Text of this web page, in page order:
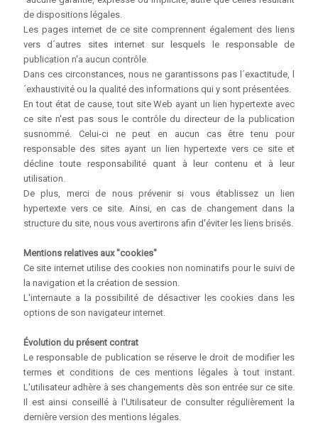
de dispositions légales.
Les pages internet de ce site comprennent également des liens
vers d´autres sites internet sur lesquels le responsable de
publication n'a aucun contrôle.
Dans ces circonstances, nous ne garantissons pas l´exactitude, l
´exhaustivité ou la qualité des informations qui y sont présentées.
En tout état de cause, tout site Web ayant un lien hypertexte avec
ce site n'est pas sous le contrôle du directeur de la publication
susnommé. Celui-ci ne peut en aucun cas être tenu pour
responsable des sites ayant un lien hypertexte vers ce site et
décline toute responsabilité quant à leur contenu et à leur
utilisation.
De plus, merci de nous prévenir si vous établissez un lien
hypertexte vers ce site. Ainsi, en cas de changement dans la
structure du site, nous vous avertirons afin d'éviter les liens brisés.
Mentions relatives aux "cookies"
Ce site internet utilise des cookies non nominatifs pour le suivi de
la navigation et la création de session.
L'internaute a la possibilité de désactiver les cookies dans les
options de son navigateur internet.
Évolution du présent contrat
Le responsable de publication se réserve le droit de modifier les
termes et conditions de ces mentions légales à tout instant.
L'utilisateur adhère à ses changements dès son entrée sur ce site.
Il est ainsi conseillé à l'Utilisateur de consulter régulièrement la
dernière version des mentions légales.